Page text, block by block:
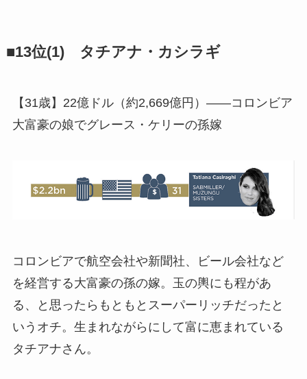
■13位(1) タチアナ・カシラギ
【31歳】22億ドル（約2,669億円）――コロンビア
大富豪の娘でグレース・ケリーの孫嫁
コロンビアで航空会社や新聞社、ビール会社など
を経営する大富豪の孫の嫁。玉の輿にも程があ
る、と思ったらもともとスーパーリッチだったと
いうオチ。生まれながらにして富に恵まれている
タチアナさん。